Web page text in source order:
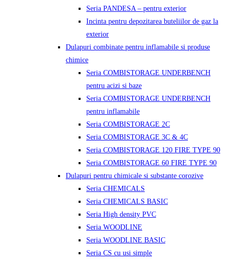
Seria PANDESA – pentru exterior
Incinta pentru depozitarea buteliilor de gaz la
exterior
Dulapuri combinate pentru inflamabile si produse
chimice
Seria COMBISTORAGE UNDERBENCH
pentru acizi si baze
Seria COMBISTORAGE UNDERBENCH
pentru inflamabile
Seria COMBISTORAGE 2C
Seria COMBISTORAGE 3C & 4C
Seria COMBISTORAGE 120 FIRE TYPE 90
Seria COMBISTORAGE 60 FIRE TYPE 90
Dulapuri pentru chimicale si substante corozive
Seria CHEMICALS
Seria CHEMICALS BASIC
Seria High density PVC
Seria WOODLINE
Seria WOODLINE BASIC
Seria CS cu usi simple